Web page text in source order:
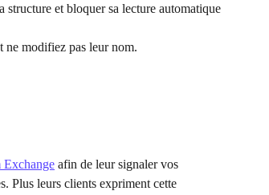
et bloquer sa lecture automatique
ne modifiez pas leur nom.
Exchange afin de leur signaler vos
Plus leurs clients expriment cette